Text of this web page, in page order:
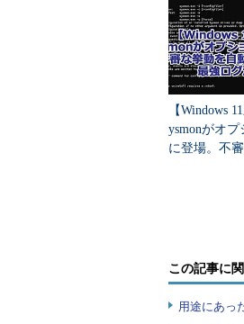
（bashの
場合と、
【Windows
ysmonがオ
に登場。不
この記事に
用途にあっ